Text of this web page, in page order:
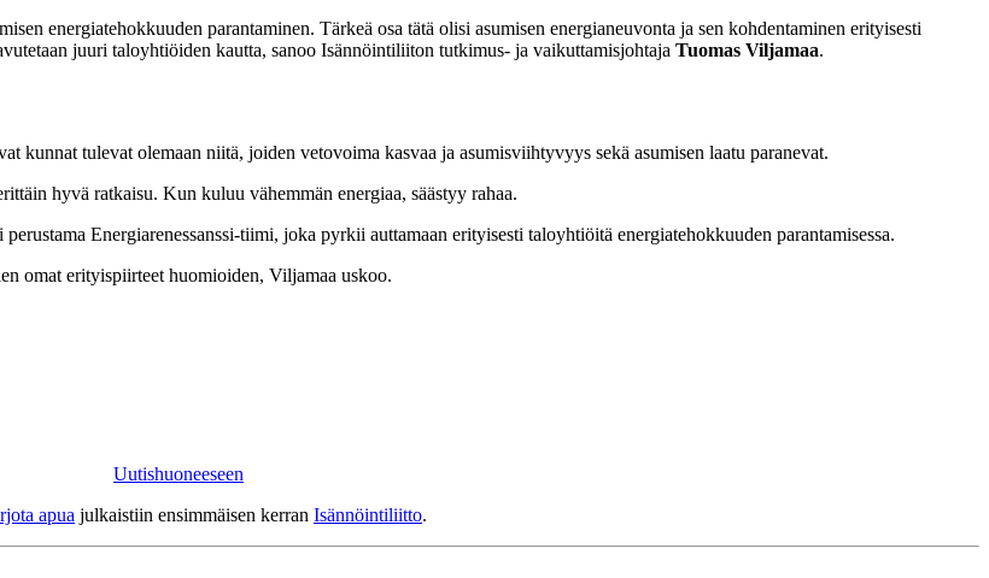
energiatehokkuuden parantaminen. Tärkeä osa tätä olisi asumisen energianeuvonta ja sen kohdentaminen erityisesti
juuri taloyhtiöiden kautta, sanoo Isännöintiliiton tutkimus- ja vaikuttamisjohtaja Tuomas Viljamaa.
kunnat tulevat olemaan niitä, joiden vetovoima kasvaa ja asumisviihtyvyys sekä asumisen laatu paranevat.
hyvä ratkaisu. Kun kuluu vähemmän energiaa, säästyy rahaa.
Energiarenessanssi-tiimi, joka pyrkii auttamaan erityisesti taloyhtiöitä energiatehokkuuden parantamisessa.
omat erityispiirteet huomioiden, Viljamaa uskoo.
Uutishuoneeseen
apua julkaistiin ensimmäisen kerran Isännöintiliitto.